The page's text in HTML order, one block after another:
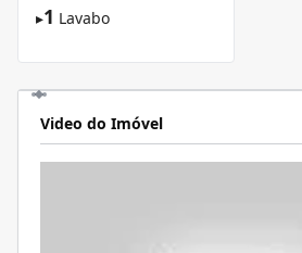
▸1 Lavabo
Video do Imóvel